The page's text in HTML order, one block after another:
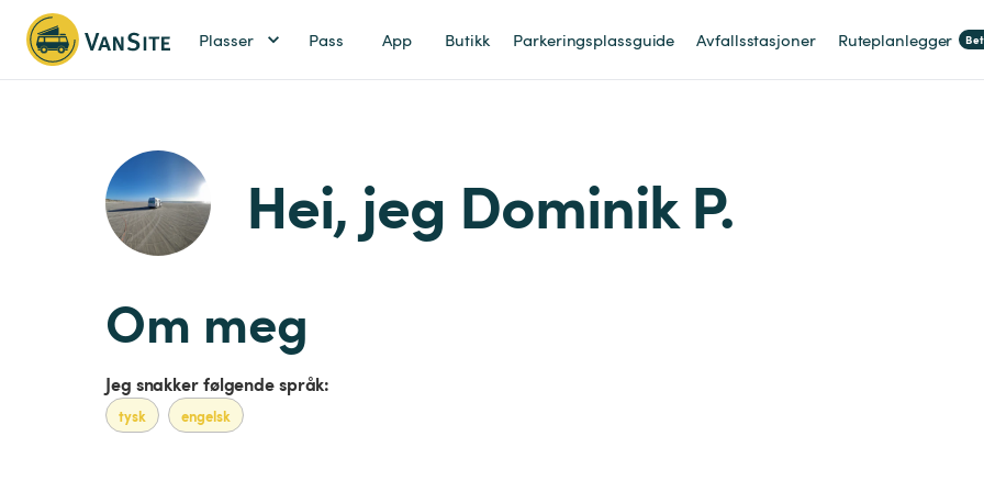
Plasser Pass App Butikk Parkeringsplassguide Avfallsstasjoner Ruteplanlegger
Hei, jeg Dominik P.
Om meg
Jeg snakker følgende språk:
tysk engelsk